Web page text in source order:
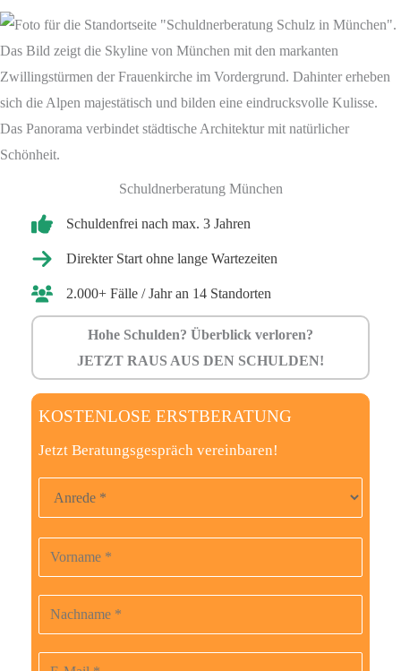
Schuldnerberatung München
Schuldenfrei nach max. 3 Jahren
Direkter Start ohne lange Wartezeiten
2.000+ Fälle / Jahr an 14 Standorten
Hohe Schulden? Überblick verloren?
JETZT RAUS AUS DEN SCHULDEN!
KOSTENLOSE ERSTBERATUNG
Jetzt Beratungsgespräch vereinbaren!
Anrede
B
t
Vorname
Nachname
E-Mail-Adresse